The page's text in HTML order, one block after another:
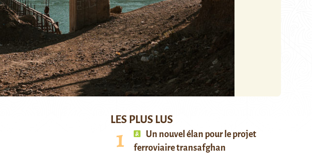
LES PLUS LUS
Un nouvel élan pour le projet
ferroviaire transafghan